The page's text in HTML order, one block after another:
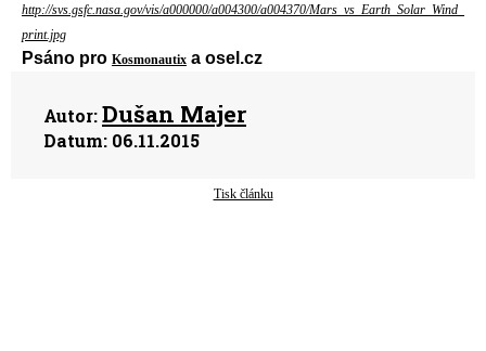
http://svs.gsfc.nasa.gov/vis/a000000/a004300/a004370/Mars_vs_Earth_Solar_Wind_
print.jpg
Psáno pro Kosmonautix a osel.cz
Autor:Dušan Majer
Datum: 06.11.2015
Tisk článku